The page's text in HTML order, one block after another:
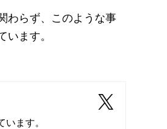
わらず、このような事
ます。
ます。